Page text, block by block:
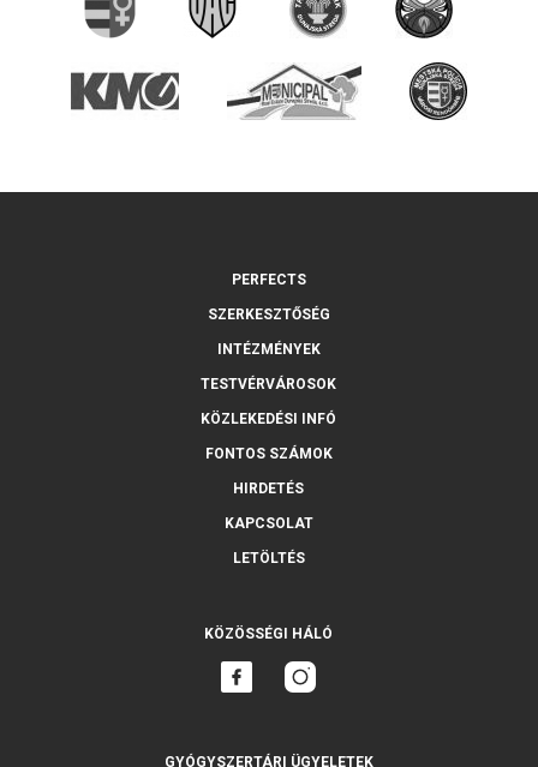
PERFECTS
SZERKESZTŐSÉG
INTÉZMÉNYEK
TESTVÉRVÁROSOK
KÖZLEKEDÉSI INFÓ
FONTOS SZÁMOK
HIRDETÉS
KAPCSOLAT
LETÖLTÉS
KÖZÖSSÉGI HÁLÓ
GYÓGYSZERTÁRI ÜGYELETEK